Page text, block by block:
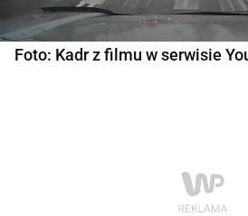
Foto: Kadr z filmu w serwisie